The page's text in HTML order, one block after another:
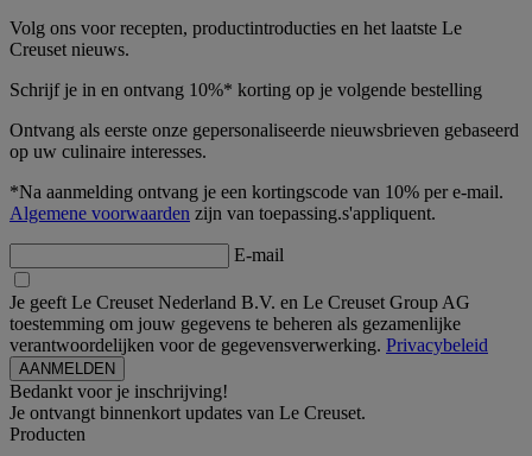
Volg ons voor recepten, productintroducties en het laatste Le
Creuset nieuws.
Schrijf je in en ontvang 10%* korting op je volgende bestelling
Ontvang als eerste onze gepersonaliseerde nieuwsbrieven gebaseerd
op uw culinaire interesses.
*Na aanmelding ontvang je een kortingscode van 10% per e-mail.
Algemene voorwaarden zijn van toepassing.s'appliquent.
E-mail
Je geeft Le Creuset Nederland B.V. en Le Creuset Group AG
toestemming om jouw gegevens te beheren als gezamenlijke
verantwoordelijken voor de gegevensverwerking. Privacybeleid
Bedankt voor je inschrijving!
Je ontvangt binnenkort updates van Le Creuset.
Producten